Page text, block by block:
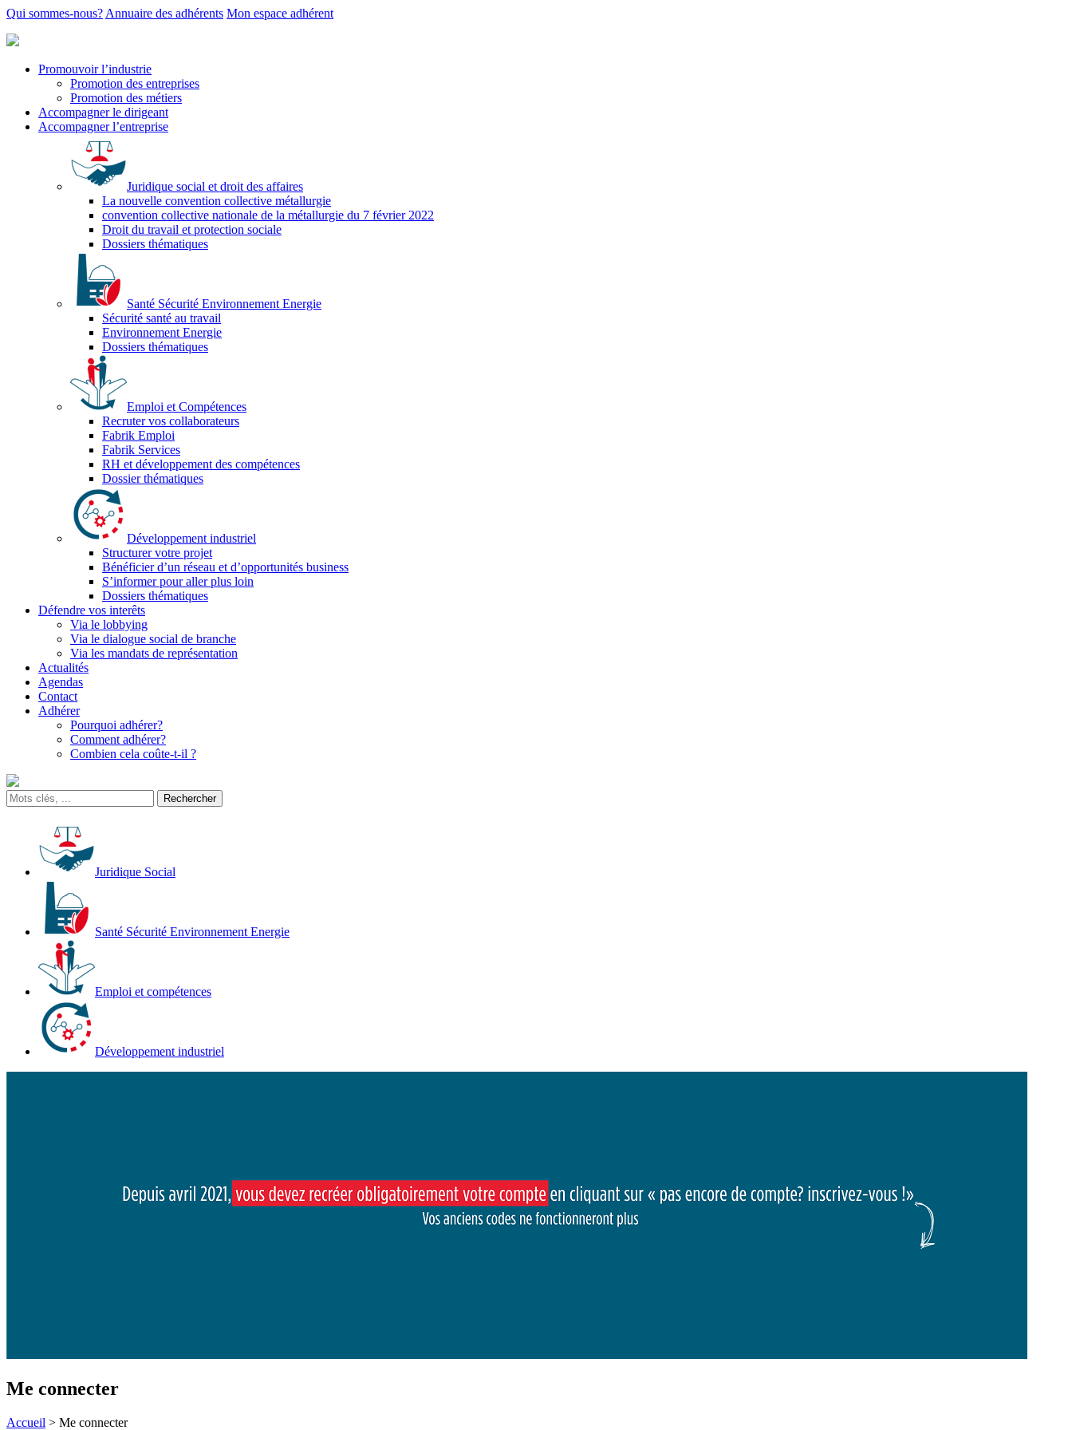
Qui sommes-nous? Annuaire des adhérents Mon espace adhérent
Promouvoir l’industrie
Promotion des entreprises
Promotion des métiers
Accompagner le dirigeant
Accompagner l’entreprise
Juridique social et droit des affaires
La nouvelle convention collective métallurgie
convention collective nationale de la métallurgie du 7 février 2022
Droit du travail et protection sociale
Dossiers thématiques
Santé Sécurité Environnement Energie
Sécurité santé au travail
Environnement Energie
Dossiers thématiques
Emploi et Compétences
Recruter vos collaborateurs
Fabrik Emploi
Fabrik Services
RH et développement des compétences
Dossier thématiques
Développement industriel
Structurer votre projet
Bénéficier d’un réseau et d’opportunités business
S’informer pour aller plus loin
Dossiers thématiques
Défendre vos interêts
Via le lobbying
Via le dialogue social de branche
Via les mandats de représentation
Actualités
Agendas
Contact
Adhérer
Pourquoi adhérer?
Comment adhérer?
Combien cela coûte-t-il ?
Juridique Social
Santé Sécurité Environnement Energie
Emploi et compétences
Développement industriel
Me connecter
Accueil > Me connecter